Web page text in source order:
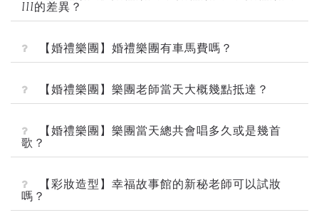
III的差異？
【婚禮樂團】婚禮樂團有車馬費嗎？
【婚禮樂團】樂團老師當天大概幾點抵達？
【婚禮樂團】樂團當天總共會唱多久或是幾首
歌？
【彩妝造型】幸福故事館的新秘老師可以試妝
嗎？